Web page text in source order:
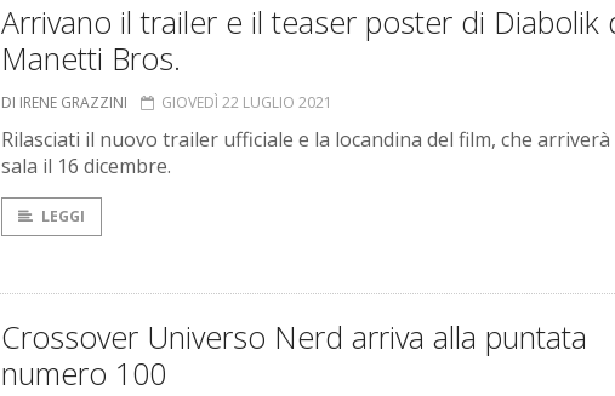
Arrivano il trailer e il teaser poster di Diabolik
Manetti Bros.
DI IRENE GRAZZINI GIOVEDÌ 22 LUGLIO 2021
Rilasciati il nuovo trailer ufficiale e la locandina del film, che arriverà
sala il 16 dicembre.
LEGGI
Crossover Universo Nerd arriva alla puntata
numero 100